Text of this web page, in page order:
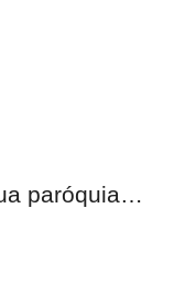
paróquia…